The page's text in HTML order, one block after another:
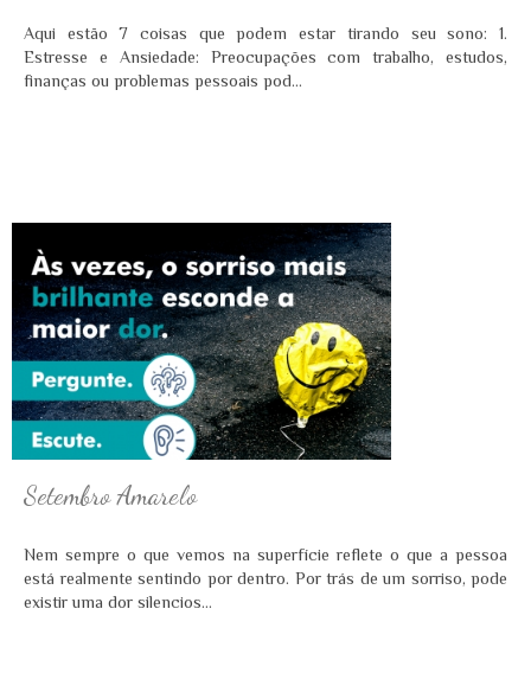
Aqui estão 7 coisas que podem estar tirando seu sono: 1.
Estresse e Ansiedade: Preocupações com trabalho, estudos,
finanças ou problemas pessoais pod...
Setembro Amarelo
Nem sempre o que vemos na superfície reflete o que a pessoa
está realmente sentindo por dentro. Por trás de um sorriso, pode
existir uma dor silencios...